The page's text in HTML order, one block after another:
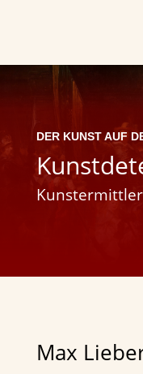
DER KUNST AUF
Max